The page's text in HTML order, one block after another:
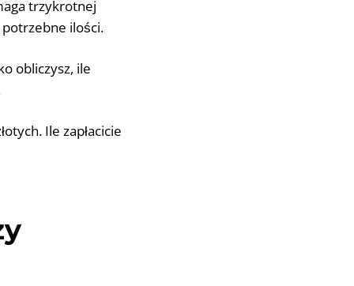
trzykrotnej
ilości.
obliczysz, ile
Ile zapłacicie